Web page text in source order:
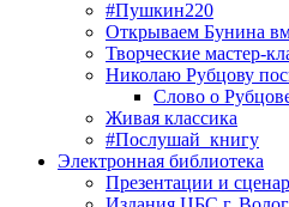
#Пушкин220
Открываем Бунина
Творческие мастер-
Николаю Рубцову
Слово о
Живая классика
#Послушай_книгу
Электронная библиотека
Презентации и